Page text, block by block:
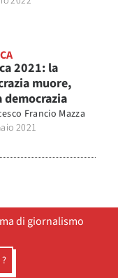
2021: la
muore,
democrazia
Francio Mazza
2021
di giornalismo